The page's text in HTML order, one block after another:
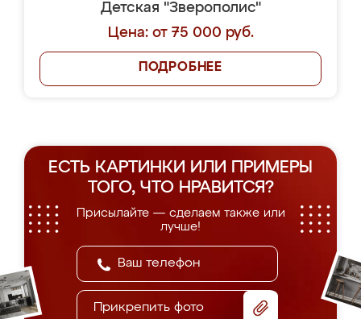
Детская "Зверополис"
Цена: от 75 000 руб.
ПОДРОБНЕЕ
ЕСТЬ КАРТИНКИ ИЛИ ПРИМЕРЫ
ТОГО, ЧТО НРАВИТСЯ?
Присылайте — сделаем также или
лучше!
Прикрепить фото